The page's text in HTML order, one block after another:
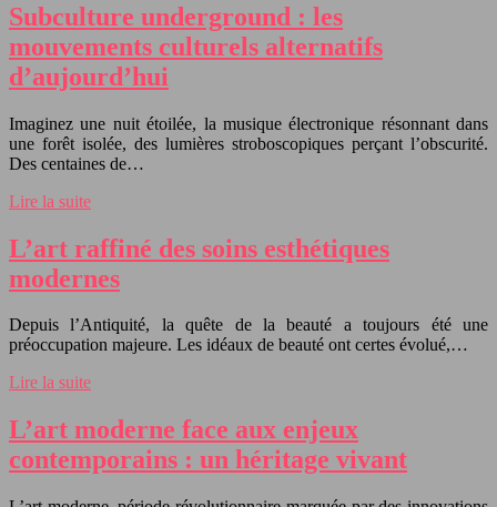
Subculture underground : les
mouvements culturels alternatifs
d’aujourd’hui
Imaginez une nuit étoilée, la musique électronique résonnant dans
une forêt isolée, des lumières stroboscopiques perçant l’obscurité.
Des centaines de…
Lire la suite
L’art raffiné des soins esthétiques
modernes
Depuis l’Antiquité, la quête de la beauté a toujours été une
préoccupation majeure. Les idéaux de beauté ont certes évolué,…
Lire la suite
L’art moderne face aux enjeux
contemporains : un héritage vivant